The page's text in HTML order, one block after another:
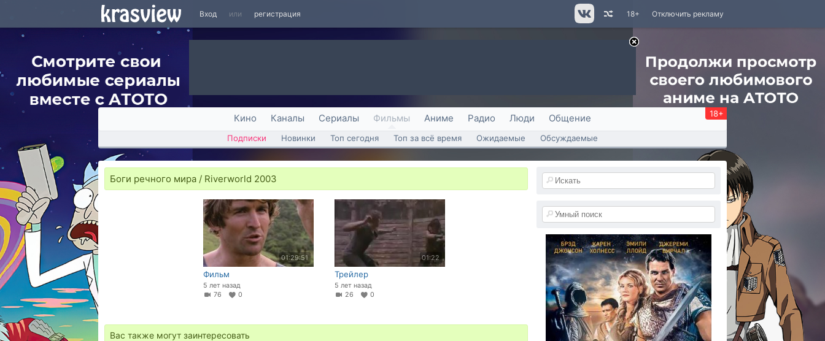
Вход или регистрация Отключить рекламу
18+
Кино Каналы Сериалы Фильмы Аниме Радио Люди Общение 18+
Подписки Новинки Топ сегодня Топ за всё время Ожидаемые Обсуждаемые
Боги речного мира / Riverworld 2003
01:29:51
Фильм
5 лет назад
76
0
01:22
Трейлер
5 лет назад
26
0
Вас также могут заинтересовать